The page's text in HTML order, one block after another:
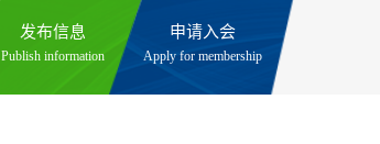
发布信息
Publish information
申请入会
Apply for membership